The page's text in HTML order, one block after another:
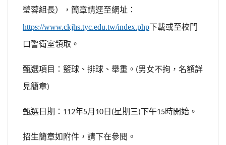
瑩蓉組長），簡章請逕至網址：
https://www.ckjhs.tyc.edu.tw/index.php下載或至校門
口警衛室領取。
甄選項目：籃球、排球、舉重。 (男女不拘，名額詳
見簡章)
甄選日期： 112年5月 10 日 (星期三)下午15時開始。
招生簡章如附件，請下在參閱。